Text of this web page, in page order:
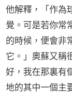
他解釋，「作為
覺。可是若你常
的時候，便會非
它。」奧蘇又稱
好，我在那裏有
地的其中一個主